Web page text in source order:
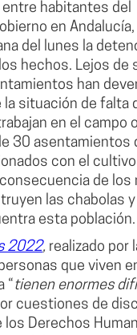
entre habitantes del
en Andalucía,
del lunes la
hechos. Lejos de
han
situación de falta
en el campo
30 asentamientos
con el
de los
las chabolas
esta población.
2022, realizado por
que viven
“tienen enormes
cuestiones de
los Derechos